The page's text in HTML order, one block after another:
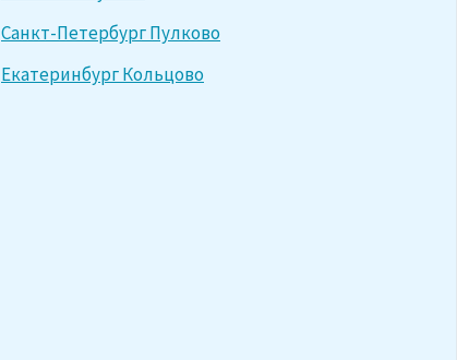
Санкт-Петербург Пулково
Екатеринбург Кольцово